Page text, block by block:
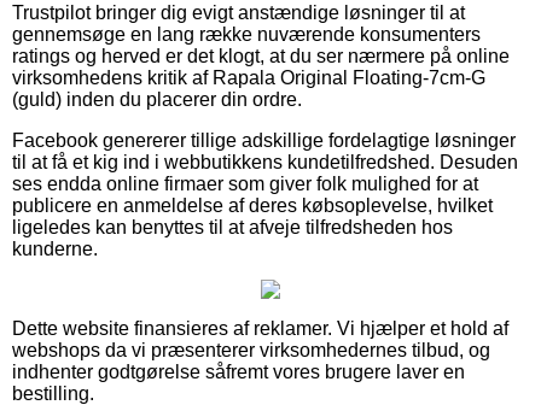
Trustpilot bringer dig evigt anstændige løsninger til at
gennemsøge en lang række nuværende konsumenters
ratings og herved er det klogt, at du ser nærmere på online
virksomhedens kritik af Rapala Original Floating-7cm-G
(guld) inden du placerer din ordre.
Facebook genererer tillige adskillige fordelagtige løsninger
til at få et kig ind i webbutikkens kundetilfredshed. Desuden
ses endda online firmaer som giver folk mulighed for at
publicere en anmeldelse af deres købsoplevelse, hvilket
ligeledes kan benyttes til at afveje tilfredsheden hos
kunderne.
Dette website finansieres af reklamer. Vi hjælper et hold af
webshops da vi præsenterer virksomhedernes tilbud, og
indhenter godtgørelse såfremt vores brugere laver en
bestilling.